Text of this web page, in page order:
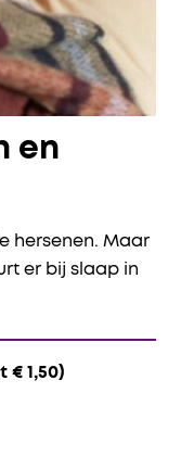
en
hersenen. Maar
er bij slaap in
€ 1,50)